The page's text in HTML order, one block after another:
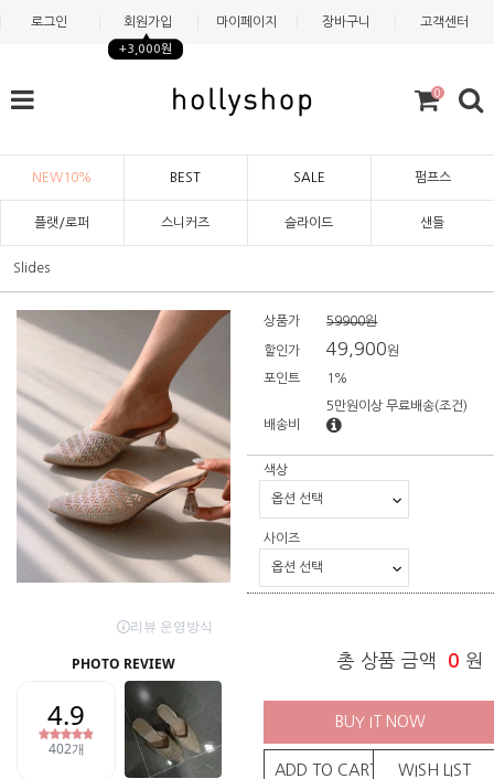
로그인 회원가입
+3,000원
마이페이지 장바구니 고객센터
0
NEW10% BEST SALE 펌프스
플랫/로퍼 스니커즈 슬라이드 샌들
Slides
상품가 59900원
할인가 49,900원
포인트 1%
배송비
5만원이상 무료배송(조건)
색상
사이즈
총 상품 금액 0 원
BUY IT NOW
ADD TO CART WISH LIST